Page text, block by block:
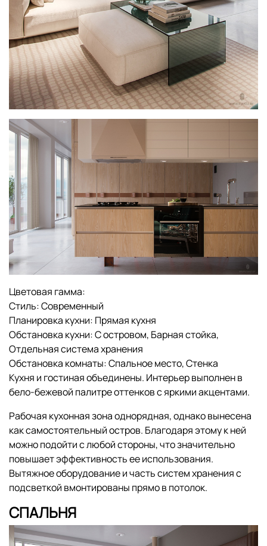
Цветовая гамма:
Стиль:Современный
Планировка кухни: Прямая кухня
Обстановка кухни:С островом, Барная стойка,
Отдельная система хранения
Обстановка комнаты:Спальное место,Стенка
Кухня и гостиная объединены. Интерьер выполнен в
бело-бежевой палитре оттенков с яркими акцентами.
Рабочая кухонная зона однорядная, однако вынесена
как самостоятельный остров. Благодаря этому к ней
можно подойти с любой стороны, что значительно
повышает эффективность ее использования.
Вытяжное оборудование и часть систем хранения с
подсветкой вмонтированы прямо в потолок.
СПАЛЬНЯ